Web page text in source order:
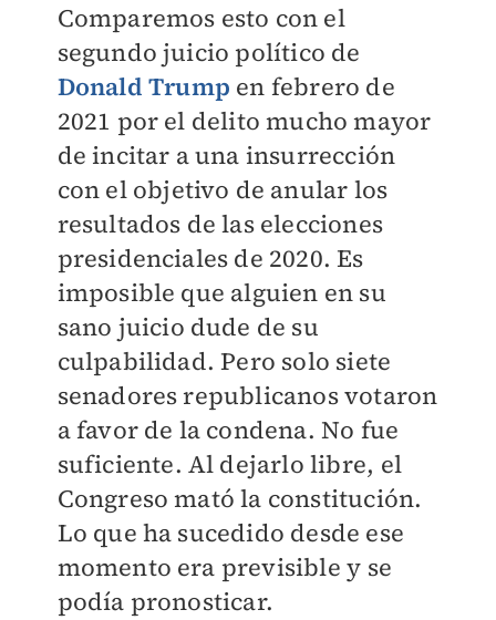
Comparemos esto con el
segundo juicio político de
Donald Trump en febrero de
2021 por el delito mucho mayor
de incitar a una insurrección
con el objetivo de anular los
resultados de las elecciones
presidenciales de 2020. Es
imposible que alguien en su
sano juicio dude de su
culpabilidad. Pero solo siete
senadores republicanos votaron
a favor de la condena. No fue
suficiente. Al dejarlo libre, el
Congreso mató la constitución.
Lo que ha sucedido desde ese
momento era previsible y se
podía pronosticar.